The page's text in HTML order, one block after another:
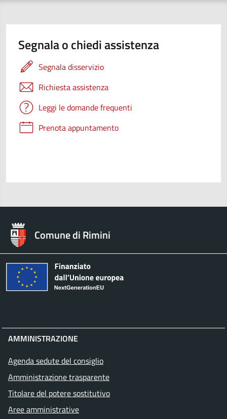
Segnala o chiedi assistenza
Segnala disservizio
Richiesta assistenza
Leggi le domande frequenti
Prenota appuntamento
Comune di Rimini
AMMINISTRAZIONE
Agenda sedute del consiglio
Amministrazione trasparente
Titolare del potere sostitutivo
Aree amministrative